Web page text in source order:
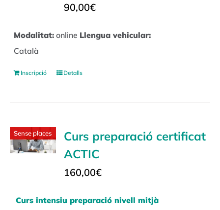
90,00€
Modalitat: online Llengua vehicular:
Català
Inscripció Detalls
Sense places
Curs preparació certificat
ACTIC
160,00€
Curs intensiu preparació nivell mitjà